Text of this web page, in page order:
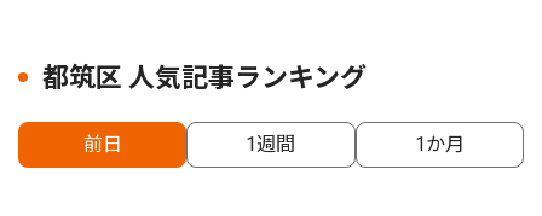
都筑区 人気記事ランキング
前日 1週間 1か月